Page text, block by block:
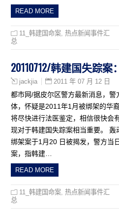
READ MORE
11_韩建国命案 ,热点新闻事件汇
总
20110712/韩建国失踪
jackjia 2011 年 07 月 12 日
都市网/据皮尔区警方最新消息，警
体，怀疑是2011年1月被绑架的华
将尽快进行法医鉴定，相信很快会
现对于韩建国失踪案相当重要。 轰
绑架案于1月20 日被揭发，警方当
案，指韩建…
READ MORE
11_韩建国命案 ,热点新闻事件汇
总